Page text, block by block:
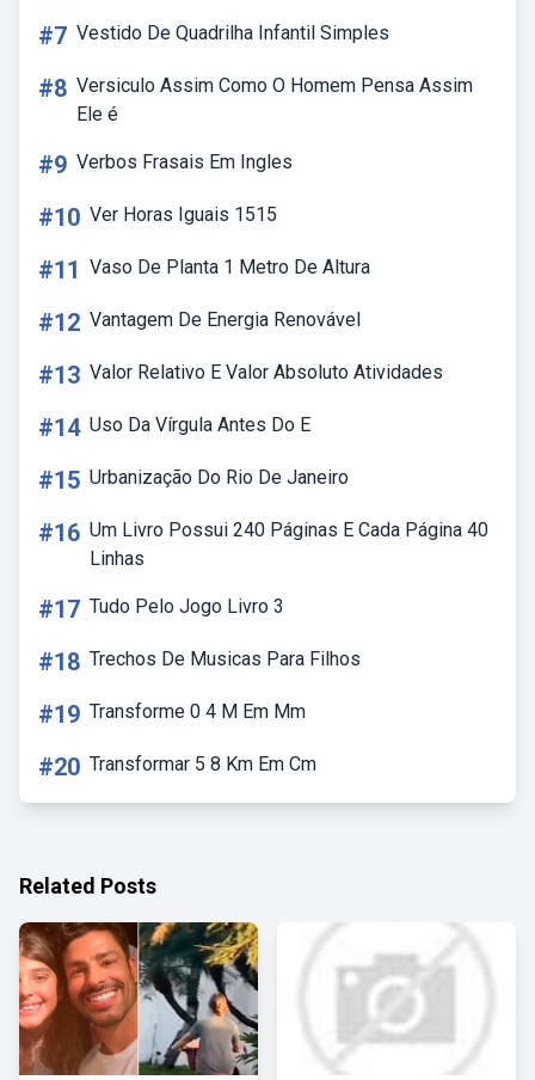
#7 Vestido De Quadrilha Infantil Simples
#8 Versiculo Assim Como O Homem Pensa Assim
Ele é
#9 Verbos Frasais Em Ingles
#10 Ver Horas Iguais 1515
#11 Vaso De Planta 1 Metro De Altura
#12 Vantagem De Energia Renovável
#13 Valor Relativo E Valor Absoluto Atividades
#14 Uso Da Vírgula Antes Do E
#15 Urbanização Do Rio De Janeiro
#16 Um Livro Possui 240 Páginas E Cada Página 40
Linhas
#17 Tudo Pelo Jogo Livro 3
#18 Trechos De Musicas Para Filhos
#19 Transforme 0 4 M Em Mm
#20 Transformar 5 8 Km Em Cm
Related Posts